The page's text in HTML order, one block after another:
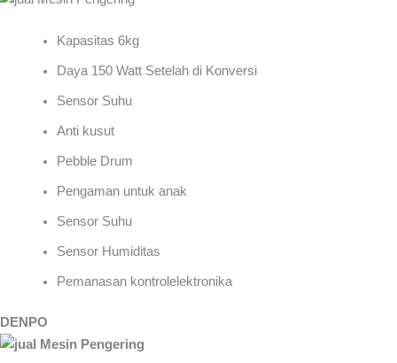
Kapasitas 6kg
Daya 150 Watt Setelah di Konversi
Sensor Suhu
Anti kusut
Pebble Drum
Pengaman untuk anak
Sensor Suhu
Sensor Humiditas
Pemanasan kontrolelektronika
DENPO